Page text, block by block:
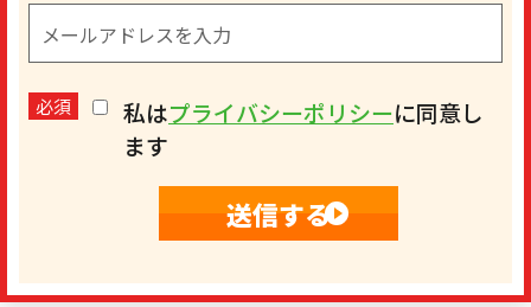
必須 私はプライバシーポリシーに同意し
ます